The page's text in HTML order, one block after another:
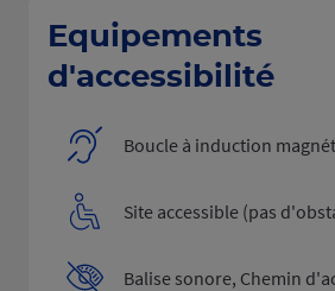
Equipements
d'accessibilité
Boucle à induction
Site accessible (pas
Balise sonore, Chemin